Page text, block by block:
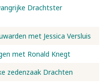
Drachtster
met Jessica Versluis
met Ronald Knegt
zedenzaak Drachten